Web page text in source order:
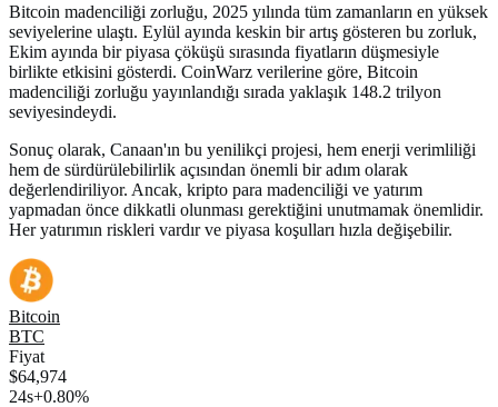
Bitcoin madenciliği zorluğu, 2025 yılında tüm zamanların en yüksek
seviyelerine ulaştı. Eylül ayında keskin bir artış gösteren bu zorluk,
Ekim ayında bir piyasa çöküşü sırasında fiyatların düşmesiyle
birlikte etkisini gösterdi. CoinWarz verilerine göre, Bitcoin
madenciliği zorluğu yayınlandığı sırada yaklaşık 148.2 trilyon
seviyesindeydi.
Sonuç olarak, Canaan'ın bu yenilikçi projesi, hem enerji verimliliği
hem de sürdürülebilirlik açısından önemli bir adım olarak
değerlendiriliyor. Ancak, kripto para madenciliği ve yatırım
yapmadan önce dikkatli olunması gerektiğini unutmamak önemlidir.
Her yatırımın riskleri vardır ve piyasa koşulları hızla değişebilir.
Bitcoin
BTC
Fiyat
$64,974
24s+0.80%